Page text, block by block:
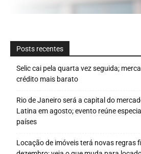
Posts recentes
Selic cai pela quarta vez seguida;
crédito mais barato
Rio de Janeiro será a capital do
Latina em agosto; evento reúne
países
Locação de imóveis terá novas regras